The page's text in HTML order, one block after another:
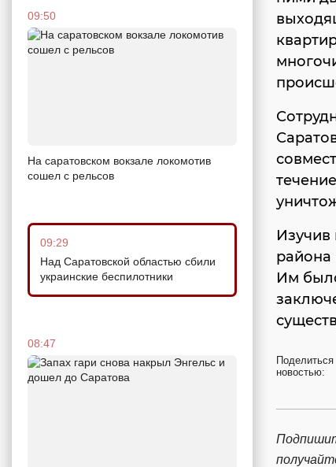
09:50
На саратовском вокзале локомотив
сошел с рельсов
09:29
Над Саратовской областью сбили
украинские беспилотники
08:47
Изучив
района
Им
Поделиться
новостью: